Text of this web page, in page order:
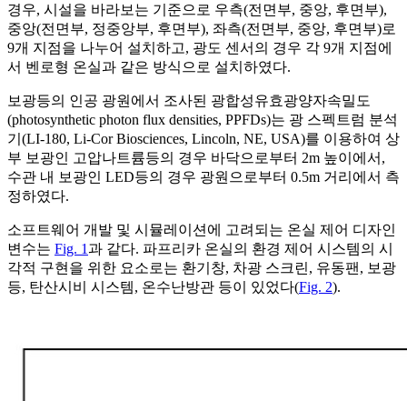
경우, 시설을 바라보는 기준으로 우측(전면부, 중앙, 후면부),
중앙(전면부, 정중앙부, 후면부), 좌측(전면부, 중앙, 후면부)로
9개 지점을 나누어 설치하고, 광도 센서의 경우 각 9개 지점에
서 벤로형 온실과 같은 방식으로 설치하였다.
보광등의 인공 광원에서 조사된 광합성유효광양자속밀도
(photosynthetic photon flux densities, PPFDs)는 광 스펙트럼 분석
기(LI-180, Li-Cor Biosciences, Lincoln, NE, USA)를 이용하여 상
부 보광인 고압나트륨등의 경우 바닥으로부터 2m 높이에서,
수관 내 보광인 LED등의 경우 광원으로부터 0.5m 거리에서 측
정하였다.
소프트웨어 개발 및 시뮬레이션에 고려되는 온실 제어 디자인
변수는 Fig. 1과 같다. 파프리카 온실의 환경 제어 시스템의 시
각적 구현을 위한 요소로는 환기창, 차광 스크린, 유동팬, 보광
등, 탄산시비 시스템, 온수난방관 등이 있었다(Fig. 2).